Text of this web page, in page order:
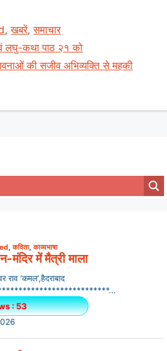
ar
e
,खबरें,समाचार
लघु-कथा पाठ २१ को
की सजीव अभिव्यक्ति से महकी